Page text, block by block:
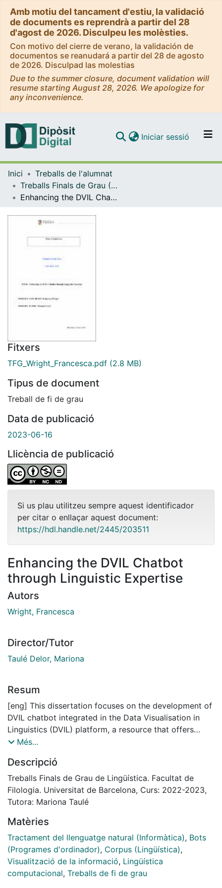
Amb motiu del tancament d'estiu, la validació
de documents es reprendrà a partir del 28
d'agost de 2026. Disculpeu les molèsties.
Con motivo del cierre de verano, la validación de
documentos se reanudará a partir del 28 de agosto
de 2026. Disculpad las molestias
Due to the summer closure, document validation will
resume starting August 28, 2026. We apologize for
any inconvenience.
Navega per tot el DD
Iniciar sessió (current)
Inici
Treballs de l'alumnat
Treballs Finals de Grau (TFG) - Lingüística
Enhancing the DVIL Chatbot through Linguistic Expertise
Fitxers
TFG_Wright_Francesca.pdf (2.8 MB)
Tipus de document
Treball de fi de grau
Data de publicació
2023-06-16
Llicència de publicació
Si us plau utilitzeu sempre aquest identificador
per citar o enllaçar aquest document:
https://hdl.handle.net/2445/203511
Enhancing the DVIL Chatbot
through Linguistic Expertise
Autors
Wright, Francesca
Director/Tutor
Taulé Delor, Mariona
Resum
[eng] This dissertation focuses on the development of
DVIL chatbot integrated in the Data Visualisation in
Linguistics (DVIL) platform, a resource that offers
visualisation and analytical tools to enhance the
chatbot facilitates natural language interaction with
the interface by incorporating natural-language
understanding techniques and machine learning
algorithms to enable dialogue between the users and
analysis of the corpus. The involvement of linguist has
been fundamental in refining the chatbot's capabilities
through the enhancement of natural language
understanding (NLU) and improvement of responses
provided by the chatbot. This work presents the
Més...
Descripció
Treballs Finals de Grau de Lingüística. Facultat de
Filologia. Universitat de Barcelona, Curs: 2022-2023,
Tutora: Mariona Taulé
Matèries
Tractament del llenguatge natural (Informàtica), Bots
(Programes d'ordinador), Corpus (Lingüística),
Visualització de la informació, Lingüística
computacional, Treballs de fi de grau